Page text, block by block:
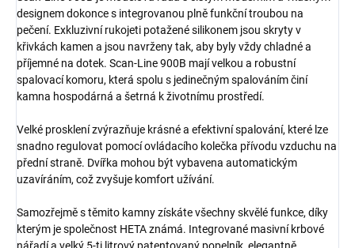
designem dokonce s integrovanou plně funkční troubou na
pečení. Exkluzivní rukojeti potažené silikonem jsou skryty v
křivkách kamen a jsou navrženy tak, aby byly vždy chladné a
příjemné na dotek. Scan-Line 900B mají velkou a robustní
spalovací komoru, která spolu s jedinečným spalováním činí
kamna hospodárná a šetrná k životnímu prostředí.
Velké prosklení zvýrazňuje krásné a efektivní spalování, které lze
snadno regulovat pomocí ovládacího kolečka přívodu vzduchu na
přední straně. Dvířka mohou být vybavena automatickým
uzavíráním, což zvyšuje komfort užívání.
Samozřejmě s těmito kamny získáte všechny skvělé funkce, díky
kterým je společnost HETA známá. Integrované masivní krbové